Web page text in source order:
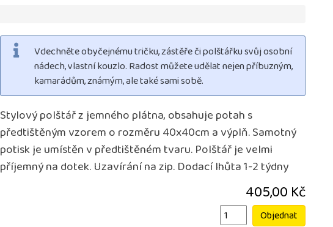
Vdechněte obyčejnému tričku, zástěře či polštářku svůj osobní
nádech, vlastní kouzlo. Radost můžete udělat nejen příbuzným,
kamarádům, známým, ale také sami sobě.
Stylový polštář z jemného plátna, obsahuje potah s
předtištěným vzorem o rozměru 40x40cm a výplň. Samotný
potisk je umístěn v předtištěném tvaru. Polštář je velmi
příjemný na dotek. Uzavírání na zip. Dodací lhůta 1-2 týdny
405,00 Kč
Objednat